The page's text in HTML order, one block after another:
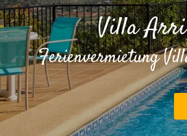
Villa
Ferienvermietung